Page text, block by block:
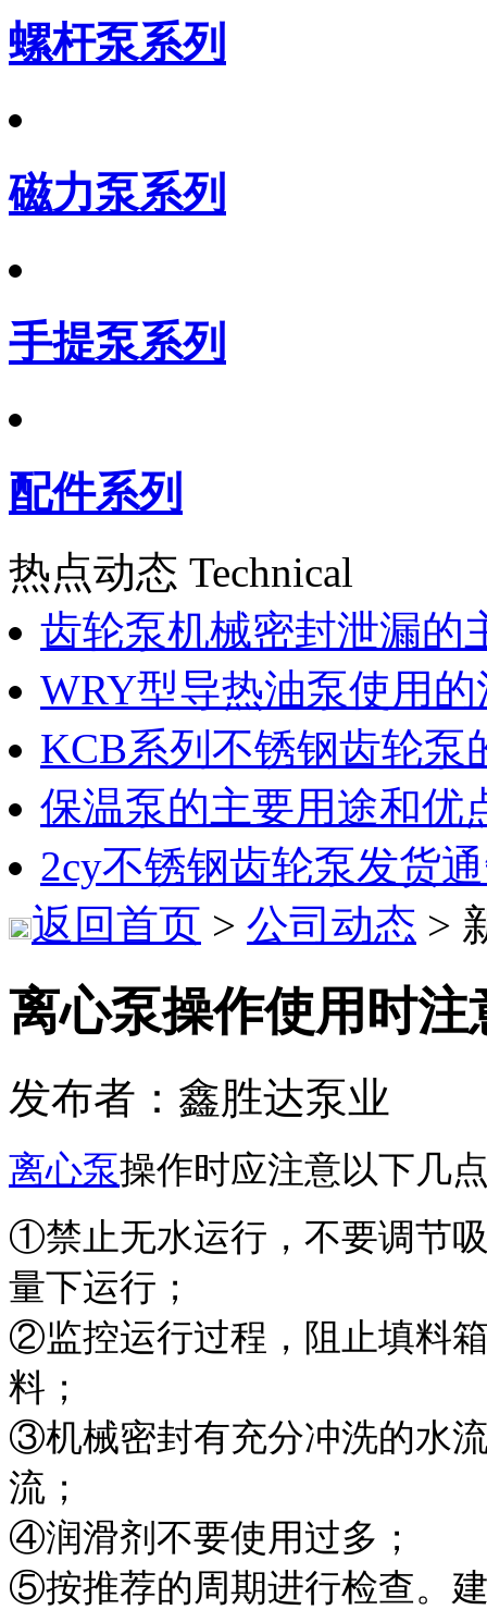
螺杆泵系列
磁力泵系列
手提泵系列
配件系列
热点动态 Technical
齿轮泵机械密封泄漏的
WRY型导热油泵使用
KCB系列不锈钢齿轮泵
保温泵的主要用途和优
2cy不锈钢齿轮泵发货
返回首页 > 公司动态 >
离心泵操作使用时注
发布者：鑫胜达泵业
离心泵操作时应注意以下
①禁止无水运行，不要调节
量下运行；
②监控运行过程，阻止填料
料；
③机械密封有充分冲洗的水
流；
④润滑剂不要使用过多
⑤按推荐的周期进行检查。